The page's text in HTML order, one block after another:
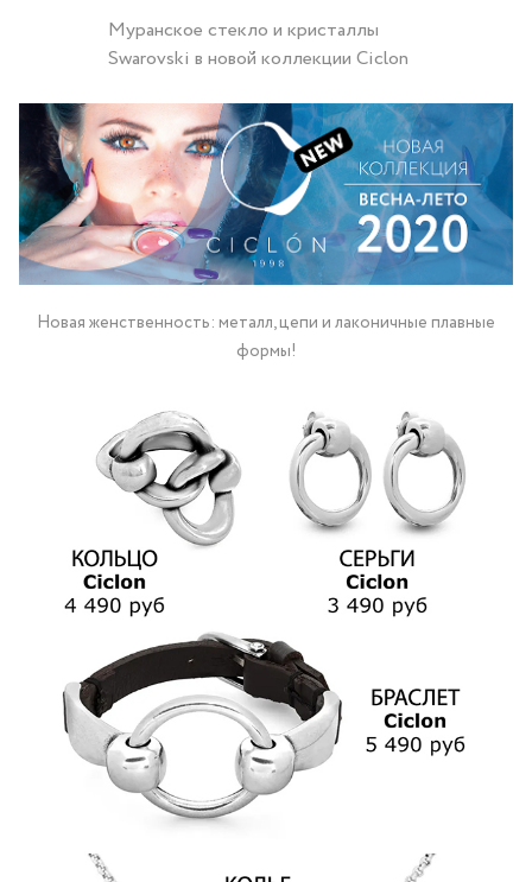
Муранское стекло и кристаллы
Swarovski в новой коллекции Ciclon
Новая женственность: металл, цепи и лаконичные плавные
формы!